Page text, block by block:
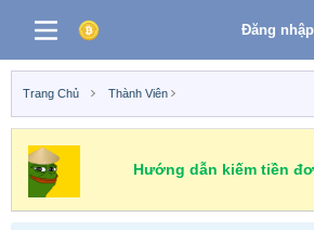
Đăng nhập
Trang Chủ Thành Viên
Hướng dẫn kiếm tiền